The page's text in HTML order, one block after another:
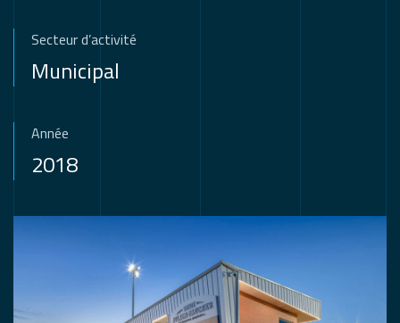
Secteur d’activité
Municipal
Année
2018